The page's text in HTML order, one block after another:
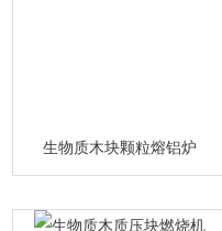
生物质木块颗粒熔铝炉